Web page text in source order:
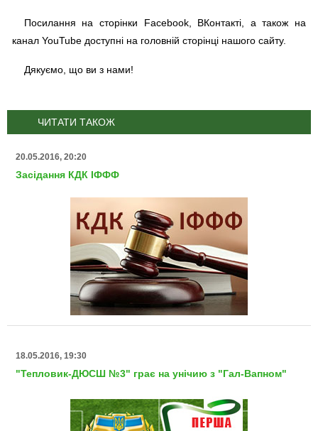
Посилання на сторінки Facebook, ВКонтакті, а також на
канал YouTube доступні на головній сторінці нашого сайту.
Дякуємо, що ви з нами!
ЧИТАТИ ТАКОЖ
20.05.2016, 20:20
Засідання КДК ІФФФ
18.05.2016, 19:30
"Тепловик-ДЮСШ №3" грає на унічию з "Гал-Вапном"